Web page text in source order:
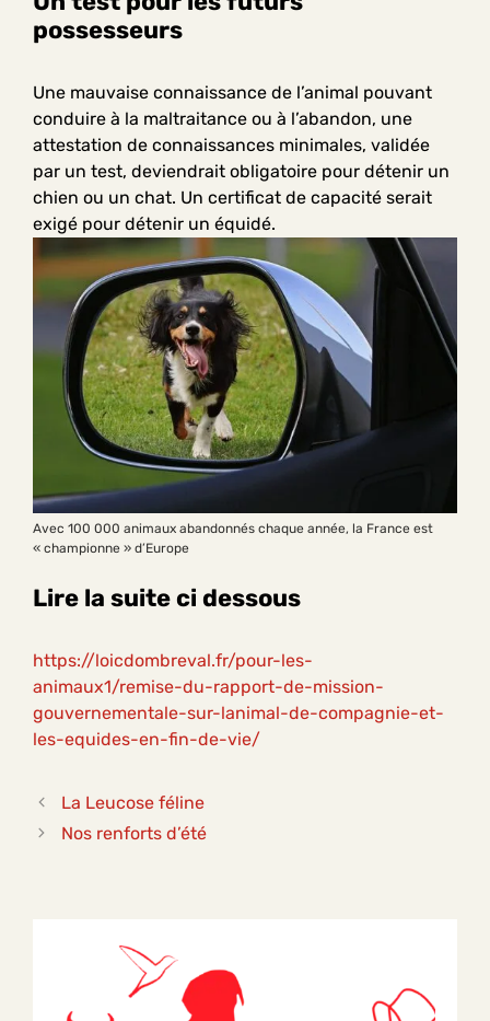
possesseurs
Une mauvaise connaissance de l’animal pouvant
conduire à la maltraitance ou à l’abandon, une
attestation de connaissances minimales, validée
par un test, deviendrait obligatoire pour détenir un
chien ou un chat. Un certificat de capacité serait
exigé pour détenir un équidé.
Avec 100 000 animaux abandonnés chaque année, la France est
« championne » d’Europe
Lire la suite ci dessous
https://loicdombreval.fr/pour-les-
animaux1/remise-du-rapport-de-mission-
gouvernementale-sur-lanimal-de-compagnie-et-
les-equides-en-fin-de-vie/
La Leucose féline
Nos renforts d’été